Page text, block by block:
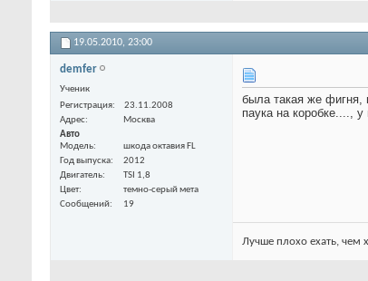
19.05.2010, 23:00
demfer
Ученик
Регистрация
23.11.2008
Адрес
Москва
Авто
Модель
шкода октавия FL
Год выпуска
2012
Двигатель
TSI 1,8
Цвет
темно-серый мета
Сообщений
19
была такая же фигня,
паука на коробке...., у
Лучше плохо ехать, чем